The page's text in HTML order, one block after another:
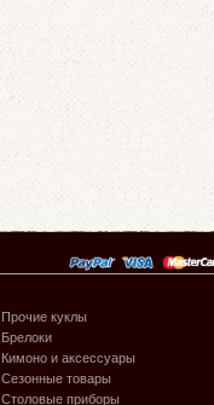
Прочие куклы
Брелоки
Кимоно и аксессуары
Сезонные товары
Столовые приборы